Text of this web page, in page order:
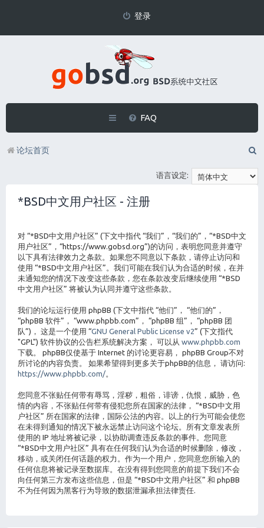
登录
FAQ
论坛首页
语言设定:
*BSD中文用户社区 - 注册
对 “*BSD中文用户社区” (下文中指代 “我们”，“我们的”，“*BSD中文
用户社区”，“https://www.gobsd.org”)的访问，表明您同意并遵守
以下具有法律效力之条款。如果您不同意以下条款，请停止访问和
使用 “*BSD中文用户社区”。我们可能在我们认为合适的时候，在并
未通知您的情况下改变这些条款，您在条款改变后继续使用 “*BSD
中文用户社区” 将被认为认同并遵守这些条款。
我们的论坛运行使用 phpBB (下文中指代 “他们”， “他们的”，
“phpBB 软件”， “www.phpbb.com”， “phpBB 组”， “phpBB 团
队”)， 这是一个使用 “GNU General Public License v2” (下文指代
"GPL") 软件协议的公告栏系统解决方案， 可以从 www.phpbb.com
下载。 phpBB仅使基于 Internet 的讨论更容易， phpBB Group不对
所讨论的内容负责。 如果希望得到更多关于phpBB的信息， 请访问:
https://www.phpbb.com/。
您同意不张贴任何带有辱骂，淫秽，粗俗，诽谤，仇恨，威胁，色
情的内容，不张贴任何带有侵犯您所在国家的法律， “*BSD中文用
户社区” 所在国家的法律，国际公法的内容。以上的行为可能会使您
在未得到通知的情况下被永远禁止访问这个论坛。所有文章发表所
使用的 IP 地址将被记录，以协助调查违反条款的事件。您同意
“*BSD中文用户社区” 具有在任何我们认为合适的时候删除，修改，
移动，或关闭任何话题的权力。作为一个用户，您同意您所输入的
任何信息将被记录至数据库。在没有得到您同意的前提下我们不会
向任何第三方发布这些信息，但是 “*BSD中文用户社区” 和 phpBB
不为任何因为黑客行为导致的数据泄漏承担法律责任.